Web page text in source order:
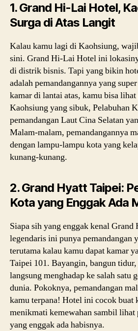
1. Grand Hi-Lai Hotel,
Surga di Atas Langit
Kalau kamu lagi di Kaohsiung,
sini. Grand Hi-Lai Hotel ini
di distrik bisnis. Tapi yang bikin
adalah pemandangannya yang
kamar di lantai atas, kamu bisa
Kaohsiung yang sibuk, Pelabuhan
pemandangan Laut Cina Selatan
Malam-malam, pemandangannya
dengan lampu-lampu kota yang
kunang-kunang.
2. Grand Hyatt Taipei:
Kota yang Enggak Ada
Siapa sih yang enggak kenal
legendaris ini punya pemandangan
terutama kalau kamu dapat kamar
Taipei 101. Bayangin, bangun
langsung menghadap ke salah satu
dunia. Pokoknya, pemandangan
kamu terpana! Hotel ini cocok buat
menikmati kemewahan sambil lihat
yang enggak ada habisnya.